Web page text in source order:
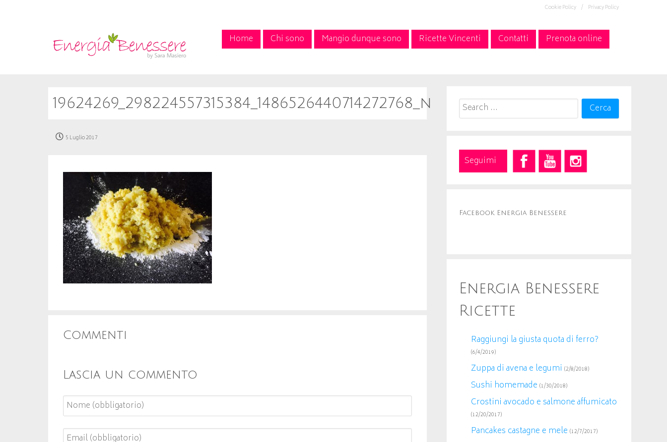
Privacy Policy
Cookie Policy /
Home Chi sono Mangio dunque sono Ricette Vincenti Contatti Prenota online
19624269_298224557315384_1486526440714272768_n
5 Luglio 2017
Commenti
Lascia un commento
Search
for:
Seguimi
Facebook Energia Benessere
Energia Benessere
Ricette
Raggiungi la giusta quota di ferro?
(6/4/2019)
Zuppa di avena e legumi (2/8/2018)
Sushi homemade (1/30/2018)
Crostini avocado e salmone affumicato
(12/20/2017)
Pancakes castagne e mele (12/7/2017)